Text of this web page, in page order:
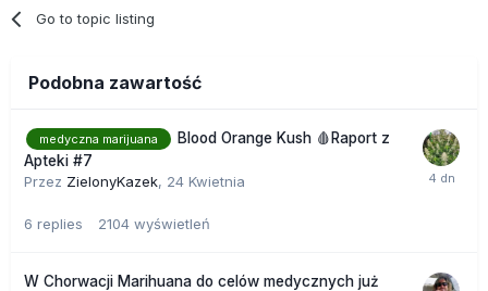
wcześniej mężczyźni wprowadzili na rynek około kilograma
Go to topic listing
Podobna zawartość
medyczna marijuana
Blood Orange Kush 🩸Raport z
Apteki #7
Przez ZielonyKazek, 24 Kwietnia
6 replies 2104 wyświetleń
W Chorwacji Marihuana do celów medycznych już